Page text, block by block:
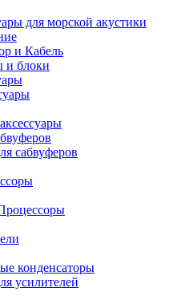
для морской акустики
и Кабель
и блоки
сабвуферов
конденсаторы
усилителей